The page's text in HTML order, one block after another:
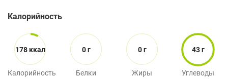
Калорийность
178 ккал
Калорийность
0 г
Белки
0 г
Жиры
43 г
Углеводы